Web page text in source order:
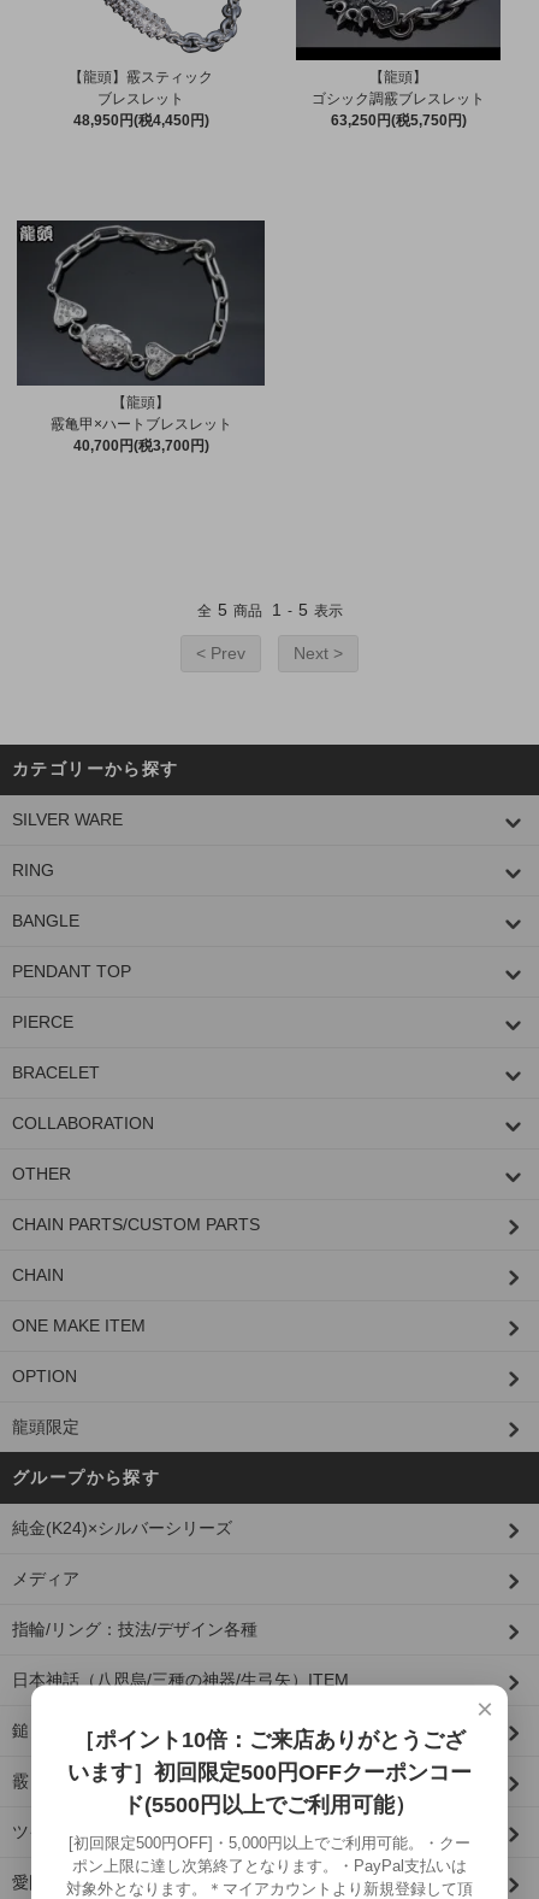
【龍頭】霰スティック
ブレスレット
48,950円(税4,450円)
【龍頭】
ゴシック調霰ブレスレット
63,250円(税5,750円)
【龍頭】
霰亀甲×ハートブレスレット
40,700円(税3,700円)
全 5 商品 1 - 5 表示
< Prev Next >
カテゴリーから探す
SILVER WARE
RING
BANGLE
PENDANT TOP
PIERCE
BRACELET
COLLABORATION
OTHER
CHAIN PARTS/CUSTOM PARTS
CHAIN
ONE MAKE ITEM
OPTION
龍頭限定
グループから探す
純金(K24)×シルバーシリーズ
メディア
指輪/リング：技法/デザイン各種
日本神話（八咫烏/三種の神器/生弓矢）ITEM
鎚目 ITEM
霰 ITEM
ツイスト ITEM
愛国（菊紋） ITEM
×
［ポイント10倍：ご来店ありがとうござ
います］初回限定500円OFFクーポンコー
ド(5500円以上でご利用可能）
[初回限定500円OFF]・5,000円以上でご利用可能。・クー
ポン上限に達し次第終了となります。・PayPal支払いは
対象外となります。＊マイアカウントより新規登録して頂